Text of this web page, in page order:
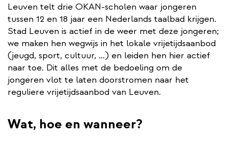
Leuven telt drie OKAN-scholen waar jongeren
tussen 12 en 18 jaar een Nederlands taalbad krijgen.
Stad Leuven is actief in de weer met deze jongeren;
we maken hen wegwijs in het lokale vrijetijdsaanbod
(jeugd, sport, cultuur, …) en leiden hen hier actief
naar toe. Dit alles met de bedoeling om de
jongeren vlot te laten doorstromen naar het
reguliere vrijetijdsaanbod van Leuven.
Wat, hoe en wanneer?